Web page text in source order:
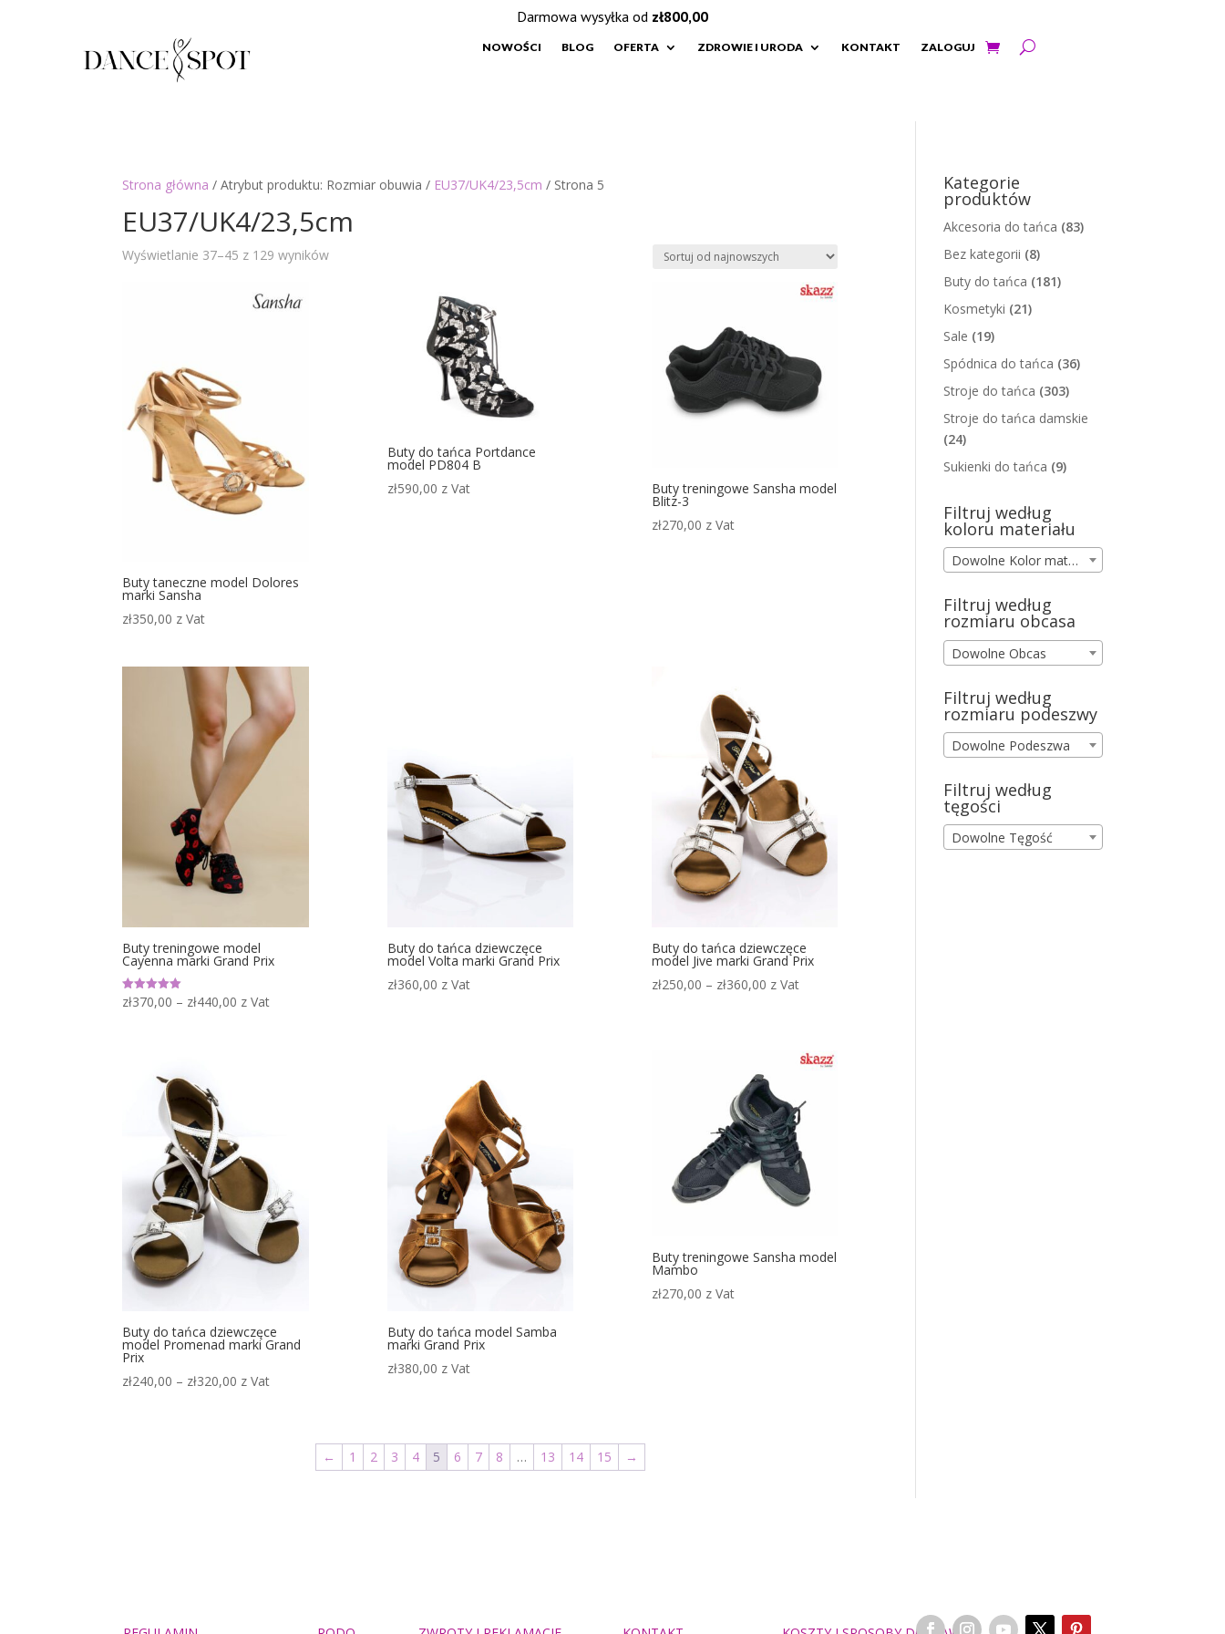
NOWOŚCI BLOG OFERTA ZDROWIE I URODA KONTAKT ZALOGUJ
Strona główna / Atrybut produktu: Rozmiar obuwia / EU37/UK4/23,5cm / Strona 5
EU37/UK4/23,5cm
Wyświetlanie 37–45 z 129 wynikówPosortowane
Buty taneczne model Dolores
marki Sansha
zł350,00 z Vat
Buty do tańca Portdance
model PD804 B
zł590,00 z Vat Buty treningowe Sansha model
Blitz-3
zł270,00 z Vat
Buty treningowe model
Cayenna marki Grand Prix
Oceniono
5.00
zł370,00 – zł440,00 Zakres
z Vat
Buty do tańca dziewczęce
model Volta marki Grand Prix
zł360,00 z Vat
Buty do tańca dziewczęce
model Jive marki Grand Prix
zł250,00 – zł360,00 Zakres
zł360,00
z Vat
Buty do tańca dziewczęce
model Promenad marki Grand
Prix
zł240,00 – zł320,00 Zakres
z Vat
Buty do tańca model Samba
marki Grand Prix
zł380,00 z Vat
Buty treningowe Sansha model
Mambo
zł270,00 z Vat
← 1 2 3 4 5 6 7 8 … 13 14 15 →
Kategorie
produktów
Akcesoria do tańca (83)
Bez kategorii (8)
Buty do tańca (181)
Kosmetyki (21)
Sale (19)
Spódnica do tańca (36)
Stroje do tańca (303)
Stroje do tańca damskie
(24)
Sukienki do tańca (9)
Filtruj według
koloru materiału
Dowolne Kolor materiału
Filtruj według
rozmiaru obcasa
Dowolne Obcas
Filtruj według
rozmiaru podeszwy
Dowolne Podeszwa
Filtruj według
tęgości
Dowolne Tęgość
Darmowa wysyłka od zł800,00